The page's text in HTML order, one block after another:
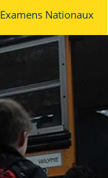
Examens Nationaux